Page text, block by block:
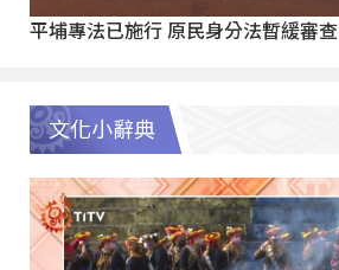
平埔專法已施行 原民身分法暫緩審查
文化小辭典